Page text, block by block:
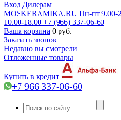
Вход Дилерам
MOSKERAMIKA.RU Пн-пт 9.00-
10.00-18.00 +7 (966) 337-06-60
Ваша корзина 0 руб.
Заказать звонок
Недавно вы смотрели
Отложенные товары
Купить в кредит
+7 966 337-06-60